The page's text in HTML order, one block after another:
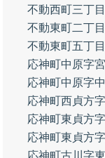
不動西町三丁目
不動東町二丁目
不動東町五丁目
応神町中原字
応神町中原字
応神町西貞方
応神町東貞方
応神町東貞方
応神町古川字